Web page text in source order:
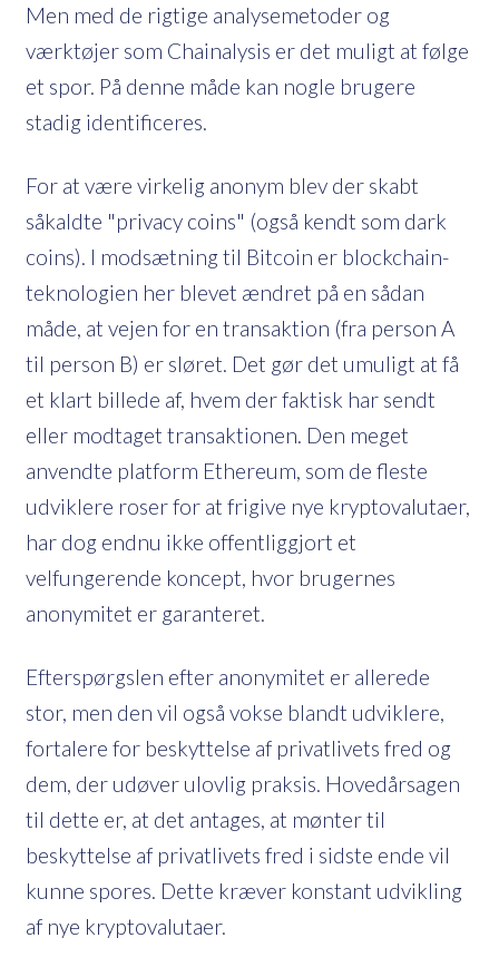
Men med de rigtige analysemetoder og
værktøjer som Chainalysis er det muligt at følge
et spor. På denne måde kan nogle brugere
stadig identificeres.
For at være virkelig anonym blev der skabt
såkaldte "privacy coins" (også kendt som dark
coins). I modsætning til Bitcoin er blockchain-
teknologien her blevet ændret på en sådan
måde, at vejen for en transaktion (fra person A
til person B) er sløret. Det gør det umuligt at få
et klart billede af, hvem der faktisk har sendt
eller modtaget transaktionen. Den meget
anvendte platform Ethereum, som de fleste
udviklere roser for at frigive nye kryptovalutaer,
har dog endnu ikke offentliggjort et
velfungerende koncept, hvor brugernes
anonymitet er garanteret.
Efterspørgslen efter anonymitet er allerede
stor, men den vil også vokse blandt udviklere,
fortalere for beskyttelse af privatlivets fred og
dem, der udøver ulovlig praksis. Hovedårsagen
til dette er, at det antages, at mønter til
beskyttelse af privatlivets fred i sidste ende vil
kunne spores. Dette kræver konstant udvikling
af nye kryptovalutaer.